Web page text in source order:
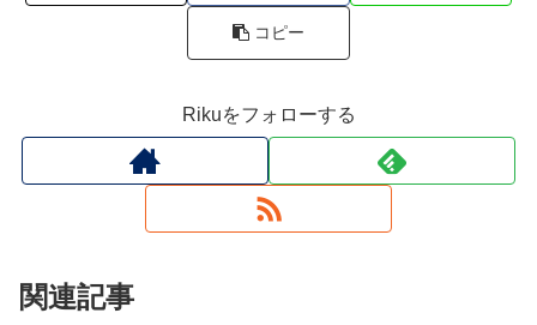
コピー
Rikuをフォローする
関連記事